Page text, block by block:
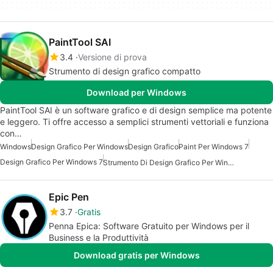
PaintTool SAI
3.4 Versione di prova
Strumento di design grafico compatto
Download per Windows
PaintTool SAI è un software grafico e di design semplice ma potente
e leggero. Ti offre accesso a semplici strumenti vettoriali e funziona
con…
WindowsDesign Grafico Per WindowsDesign GraficoPaint Per Windows 7
Design Grafico Per Windows 7
Strumento Di Design Grafico Per Windows 7
Epic Pen
3.7 Gratis
Penna Epica: Software Gratuito per Windows per il
Business e la Produttività
Download gratis per Windows